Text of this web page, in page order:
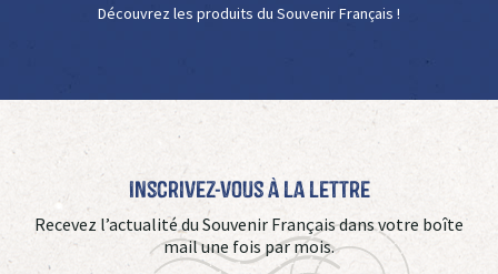
Découvrez les produits du Souvenir Français !
Inscrivez-vous à La Lettre
Recevez l’actualité du Souvenir Français dans votre boîte
mail une fois par mois.